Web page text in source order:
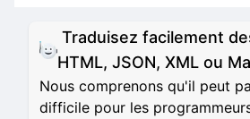
Traduisez facilement
HTML, JSON, XML ou
Nous comprenons qu'il peut
difficile pour les